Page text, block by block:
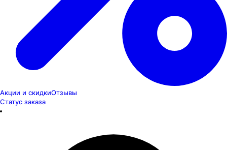
Акции и скидкиОтзывы
Статус заказа